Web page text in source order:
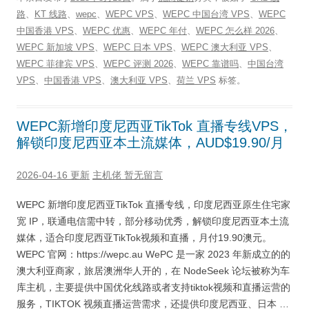
路、 KT 线路、 wepc、 WEPC VPS、 WEPC 中国台湾 VPS、 WEPC
中国香港 VPS、 WEPC 优惠、 WEPC 年付、 WEPC 怎么样 2026、
WEPC 新加坡 VPS、 WEPC 日本 VPS、 WEPC 澳大利亚 VPS、
WEPC 菲律宾 VPS、 WEPC 评测 2026、 WEPC 靠谱吗、 中国台湾
VPS、 中国香港 VPS、 澳大利亚 VPS、 荷兰 VPS 标签。
WEPC新增印度尼西亚TikTok 直播专线VPS，
解锁印度尼西亚本土流媒体，AUD$19.90/月
2026-04-16 更新 主机佬 暂无留言
WEPC 新增印度尼西亚TikTok 直播专线，印度尼西亚原生住宅家
宽 IP，联通电信需中转，部分移动优秀，解锁印度尼西亚本土流
媒体，适合印度尼西亚TikTok视频和直播，月付19.90澳元。
WEPC 官网：https://wepc.au WePC 是一家 2023 年新成立的的
澳大利亚商家，旅居澳洲华人开的，在 NodeSeek 论坛被称为车
库主机，主要提供中国优化线路或者支持tiktok视频和直播运营的
服务，TIKTOK 视频直播运营需求，还提供印度尼西亚、日本 …